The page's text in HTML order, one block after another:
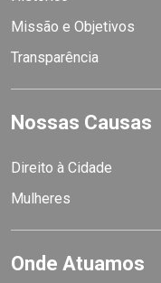
Missão e Objetivos
Transparência
Nossas Causas
Direito à Cidade
Mulheres
Onde Atuamos